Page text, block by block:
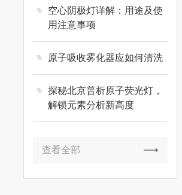
空心阴极灯详解：用途及使
用注意事项
原子吸收雾化器应如何清洗
探秘北京普析原子荧光灯，
解锁元素分析新高度
查看全部